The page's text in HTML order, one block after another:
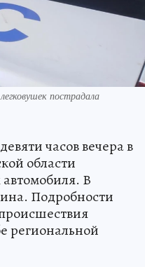
пострадала
часов вечера в
области
автомобиля. В
Подробности
региональной